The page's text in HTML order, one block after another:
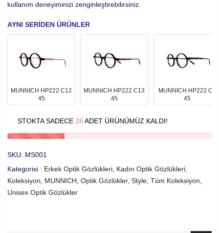
kullanım deneyiminizi zenginleştirebilirsiniz.
AYNI SERIDEN ÜRÜNLER
MUNNICH HP222 C12
45
MUNNICH HP222 C13
45
MUNNICH HP222 C5
45
STOKTA SADECE 28 ADET ÜRÜNÜMÜZ KALDI!
SKU: MS001
Kategorisi : Erkek Optik Gözlükleri Kadın Optik Gözlükleri
Koleksiyon
MUNNICH Optik Gözlükler, Style Tüm Koleksiyon
Unisex Optik Gözlükler